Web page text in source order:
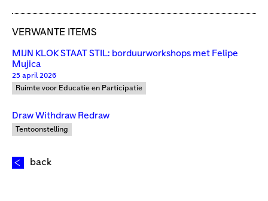
VERWANTE ITEMS
MIJN KLOK STAAT STIL: borduurworkshops met Felipe
Mujica
25 april 2026
Ruimte voor Educatie en Participatie
Draw Withdraw Redraw
Tentoonstelling
back